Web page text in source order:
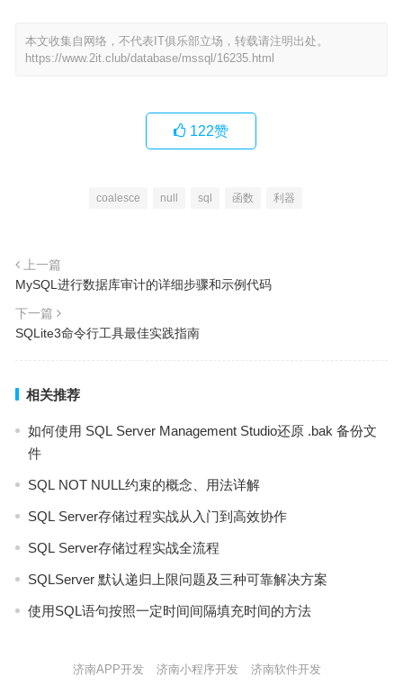
本文收集自网络，不代表IT俱乐部立场，转载请注明出处。
https://www.2it.club/database/mssql/16235.html
122赞
coalesce null sql 函数 利器
上一篇
MySQL进行数据库审计的详细步骤和示例代码
下一篇
SQLite3命令行工具最佳实践指南
相关推荐
如何使用 SQL Server Management Studio还原 .bak 备份文
件
SQL NOT NULL约束的概念、用法详解
SQL Server存储过程实战从入门到高效协作
SQL Server存储过程实战全流程
SQLServer 默认递归上限问题及三种可靠解决方案
使用SQL语句按照一定时间间隔填充时间的方法
济南APP开发 济南小程序开发 济南软件开发